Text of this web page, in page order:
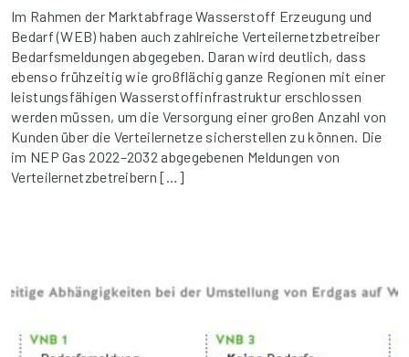
Im Rahmen der Marktabfrage Wasserstoff Erzeugung und
Bedarf (WEB) haben auch zahlreiche Verteilernetzbetreiber
Bedarfsmeldungen abgegeben. Daran wird deutlich, dass
ebenso frühzeitig wie großflächig ganze Regionen mit einer
leistungsfähigen Wasserstoffinfrastruktur erschlossen
werden müssen, um die Versorgung einer großen Anzahl von
Kunden über die Verteilernetze sicherstellen zu können. Die
im NEP Gas 2022–2032 abgegebenen Meldungen von
Verteilernetzbetreibern […]